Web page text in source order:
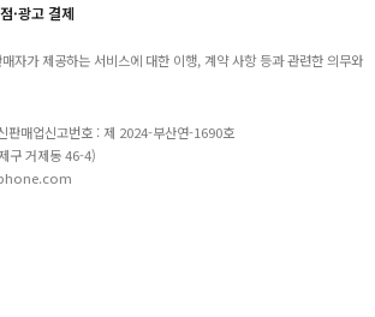
·광고 결제
자가 제공하는 서비스에 대한 이행, 계약 사항 등과 관련한 의무와
매업신고번호 : 제 2024-부산연-1690호
구 거제동 46-4)
phone.com